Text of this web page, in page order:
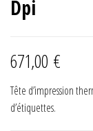
Dpi
671,00 €
Tête d’impression
d’étiquettes.